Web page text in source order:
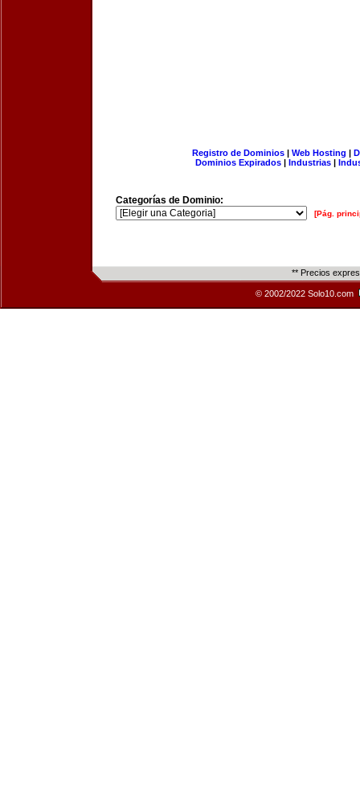
Registro de Dominios| Web Hosting |
Dominios Expirados | Industrias |
Categorías de Dominio:
[Pág.
** Precios
© 2002/2022 Solo10.com